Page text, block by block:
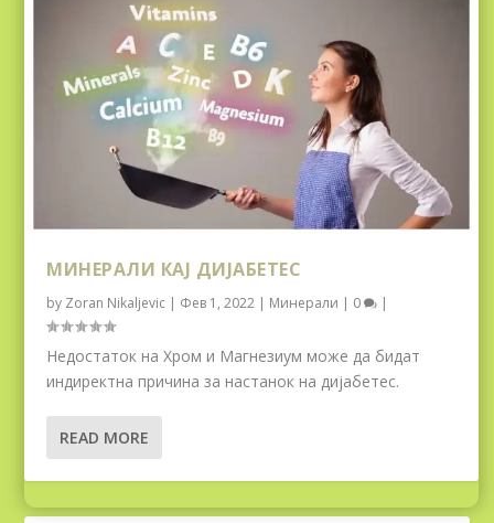
МИНЕРАЛИ КАЈ ДИЈАБЕТЕС
by Zoran Nikaljevic | Фев 1, 2022 | Минерали | 0 |
Недостаток на Хром и Магнезиум може да бидат
индиректна причина за настанок на дијабетес.
READ MORE